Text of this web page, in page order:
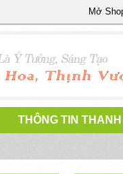
Mở
THÔNG TIN THANH